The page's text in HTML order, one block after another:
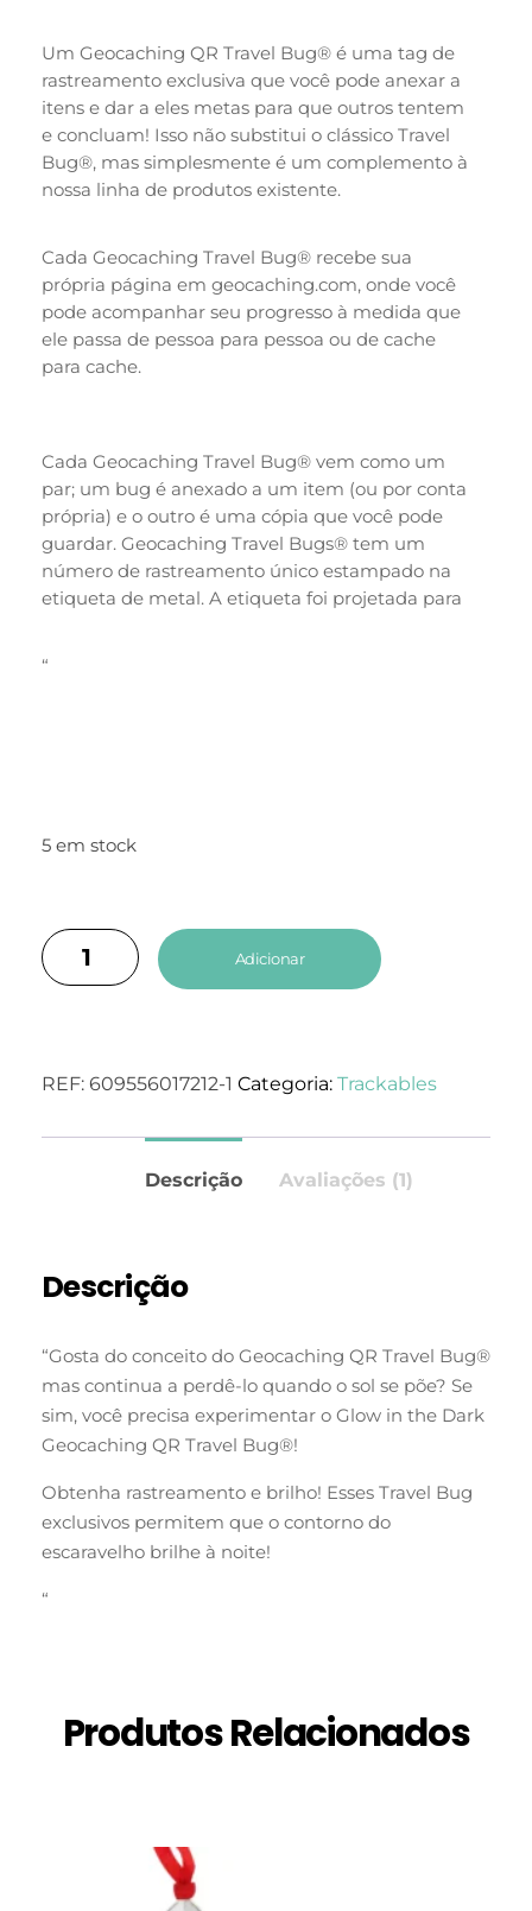
Um Geocaching QR Travel Bug® é uma tag de
rastreamento exclusiva que você pode anexar a
itens e dar a eles metas para que outros tentem
e concluam! Isso não substitui o clássico Travel
Bug®, mas simplesmente é um complemento à
nossa linha de produtos existente.
Cada Geocaching Travel Bug® recebe sua
própria página em geocaching.com, onde você
pode acompanhar seu progresso à medida que
ele passa de pessoa para pessoa ou de cache
para cache.
Cada Geocaching Travel Bug® vem como um
par; um bug é anexado a um item (ou por conta
própria) e o outro é uma cópia que você pode
guardar. Geocaching Travel Bugs® tem um
número de rastreamento único estampado na
etiqueta de metal. A etiqueta foi projetada para
“
5 em stock
Adicionar
REF: 609556017212-1 Categoria: Trackables
Descrição Avaliações (1)
Descrição
“Gosta do conceito do Geocaching QR Travel Bug®
mas continua a perdê-lo quando o sol se põe? Se
sim, você precisa experimentar o Glow in the Dark
Geocaching QR Travel Bug®!
Obtenha rastreamento e brilho! Esses Travel Bug
exclusivos permitem que o contorno do
escaravelho brilhe à noite!
“
Produtos Relacionados